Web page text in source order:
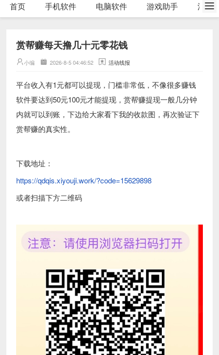
首页 手机软件 电脑软件 游戏助手 活动
赏帮赚每天撸几十元零花钱
小编 2026-8-5 04:46:52 活动线报
平台收入有1元都可以提现，门槛非常低，不像很多赚钱
软件要达到50元100元才能提现，赏帮赚提现一般几分钟
内就可以到账，下边给大家看下我的收款图，再次验证下
赏帮赚的真实性。
下载地址：
https://qdqis.xiyouji.work/?code=15629898
或者扫描下方二维码